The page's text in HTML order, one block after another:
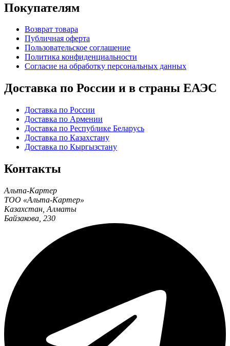
Покупателям
Возврат товара
Публичная оферта
Пользовательское соглашение
Политика конфиденциальности
Согласие на обработку персональных данных
Доставка по России и в страны ЕАЭС
Доставка по России
Доставка по Армении
Доставка по Республике Беларусь
Доставка по Казахстану
Доставка по Кыргызстану
Контакты
Альта-Картер
ТОО «Альта-Картер»
Казахстан Алматы
Байзакова, 230